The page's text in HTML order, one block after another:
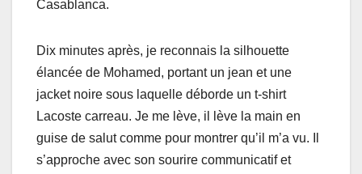
Casablanca.
Dix minutes après, je reconnais la silhouette
élancée de Mohamed, portant un jean et une
jacket noire sous laquelle déborde un t-shirt
Lacoste carreau. Je me lève, il lève la main en
guise de salut comme pour montrer qu’il m’a vu. Il
s’approche avec son sourire communicatif et